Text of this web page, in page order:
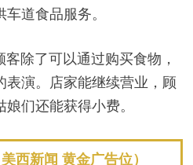
道食品服务。
客除了可以通过购买食物，
演。店家能继续营业，顾
们还能获得小费。
西新闻 黄金广告位）